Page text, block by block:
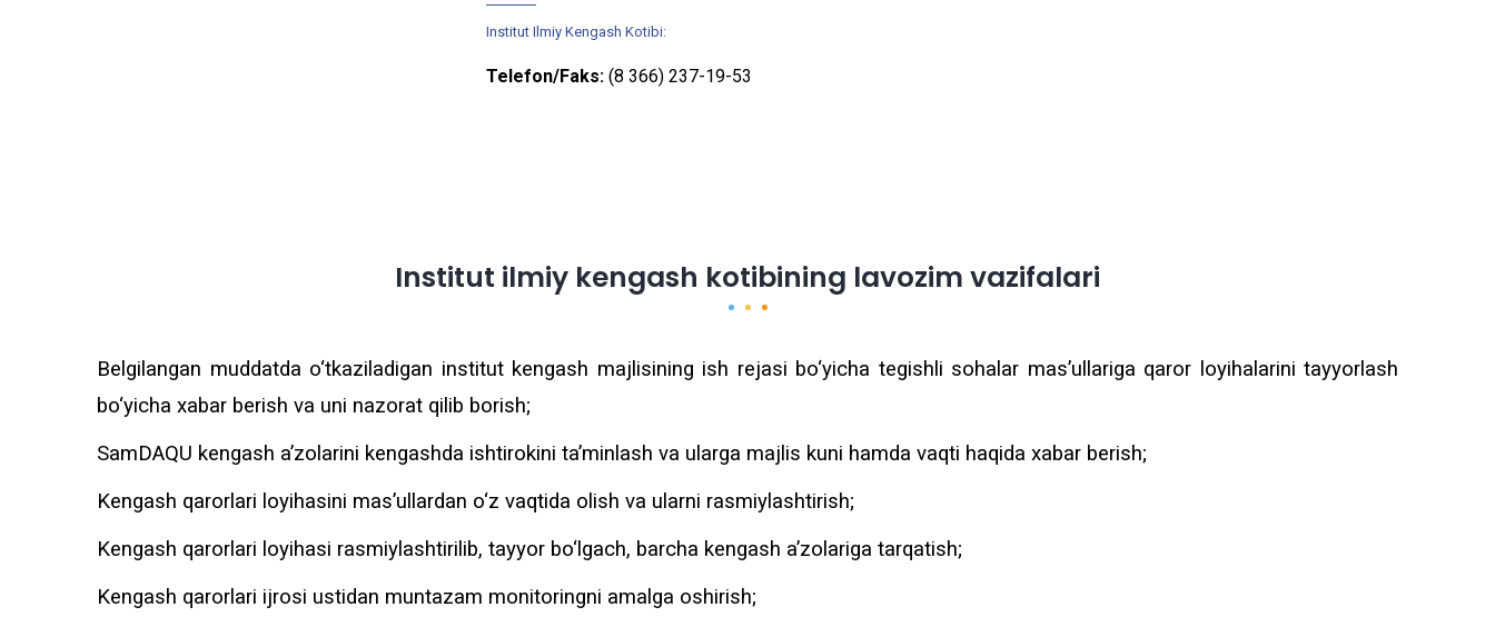
Institut Ilmiy Kengash Kotibi:
Telefon/Faks:(8 366) 237-19-53
Institut ilmiy kengash kotibining lavozim vazifalari
Belgilangan muddatda o‘tkaziladigan institut kengash majlisining ish rejasi bo‘yicha tegishli sohalar mas’ullariga qaror loyihalarini tayyorlash
bo‘yicha xabar berish va uni nazorat qilib borish;
SamDAQU kengash a’zolarini kengashda ishtirokini ta’minlash va ularga majlis kuni hamda vaqti haqida xabar berish;
Kengash qarorlari loyihasini mas’ullardan o‘z vaqtida olish va ularni rasmiylashtirish;
Kengash qarorlari loyihasi rasmiylashtirilib, tayyor bo‘lgach, barcha kengash a’zolariga tarqatish;
Kengash qarorlari ijrosi ustidan muntazam monitoringni amalga oshirish;